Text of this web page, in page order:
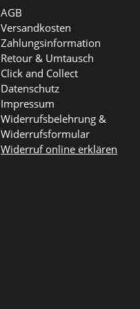
AGB
Versandkosten
Zahlungsinformation
Retour & Umtausch
Click and Collect
Datenschutz
Impressum
Widerrufsbelehrung &
Widerrufsformular
Widerruf online erklären